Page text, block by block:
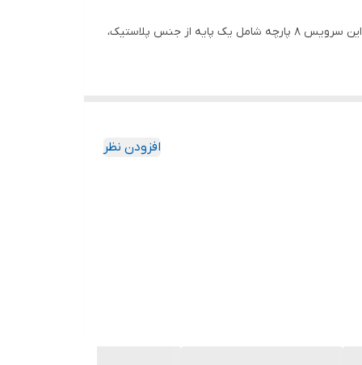
سرویس کارد 8 پارچه گردان یونیک مدلUN5100 یکی از ابزار های مهم آشپزخانه است که در رنگ استیل تولید و به بازار عرضه می گردد. این سرویس 8 پارچه شامل یک پایه از جنس پلاستیک،
افزودن نظر